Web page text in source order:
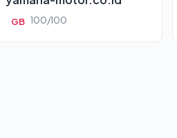
GB 100/100